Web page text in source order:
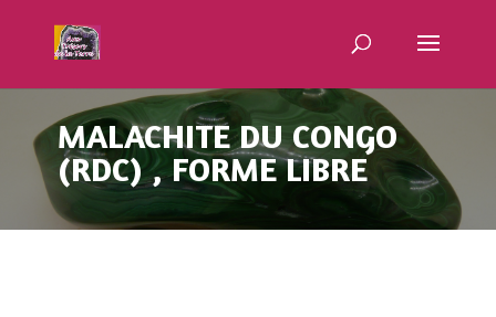
MALACHITE DU CONGO
(RDC) , FORME LIBRE